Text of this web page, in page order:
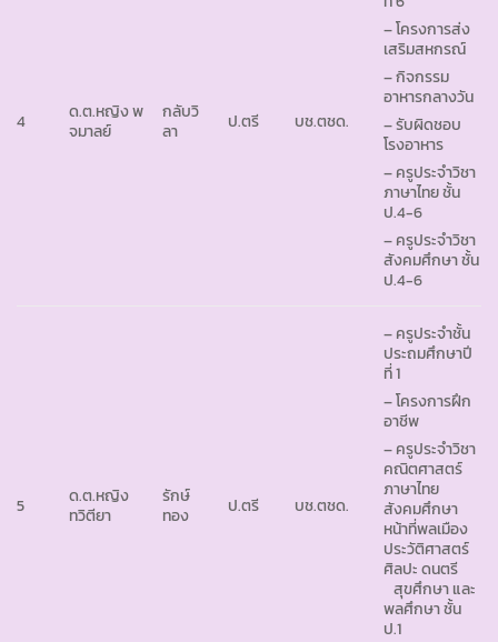
4
ด.ต.หญิง พ
จมาลย์
กลับวิ
ลา
ป.ตรี บช.ตชด.
– โครงการส่ง
เสริมสหกรณ์
– กิจกรรม
อาหารกลางวัน
– รับผิดชอบ
โรงอาหาร
– ครูประจำวิชา
ภาษาไทย ชั้น
ป.4-6
– ครูประจำวิชา
สังคมศึกษา ชั้น
ป.4-6
5
ด.ต.หญิง
ทวิตียา
รักษ์
ทอง
ป.ตรี บช.ตชด.
– ครูประจำชั้น
ประถมศึกษาปี
ที่ 1
– โครงการฝึก
อาชีพ
– ครูประจำวิชา
คณิตศาสตร์
ภาษาไทย
สังคมศึกษา
หน้าที่พลเมือง
ประวัติศาสตร์
ศิลปะ ดนตรี
สุขศึกษา และ
พลศึกษา ชั้น
ป.1